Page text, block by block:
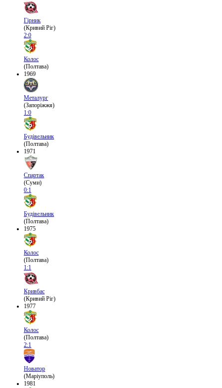
Гірник
(Кривий Ріг)
2:0
Колос
(Полтава)
1969
Металург
(Запоріжжя)
1:0
Будівельник
(Полтава)
1971
Спартак
(Суми)
0:1
Будівельник
(Полтава)
1975
Колос
(Полтава)
1:1
Кривбас
(Кривий Ріг)
1977
Колос
(Полтава)
2:1
Новатор
(Маріуполь)
1981